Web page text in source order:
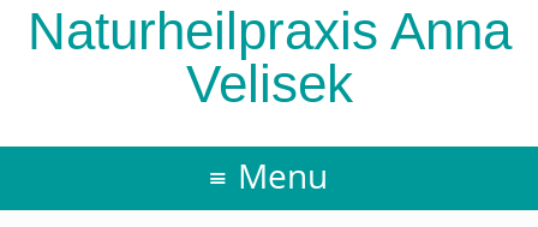
Naturheilpraxis Anna
Velisek
Menu